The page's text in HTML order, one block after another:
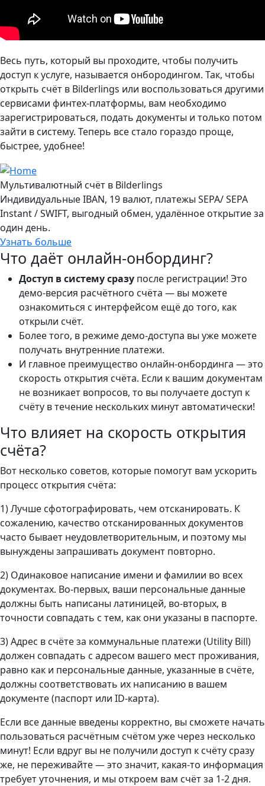
Весь путь, который вы проходите, чтобы получить
доступ к услуге, называется онбородингом. Так, чтобы
открыть счёт в Bilderlings или воспользоваться другими
сервисами финтех-платформы, вам необходимо
зарегистрироваться, подать документы и только потом
зайти в систему. Теперь все стало гораздо проще,
быстрее, удобнее!
Мультивалютный счёт в Bilderlings
Индивидуальные IBAN, 19 валют, платежы SEPA/ SEPA
Instant / SWIFT, выгодный обмен, удалённое открытие за
один день.
Узнать больше
Что даёт онлайн-онбординг?
Доступ в систему сразу после регистрации! Это
демо-версия расчётного счёта — вы можете
ознакомиться с интерфейсом ещё до того, как
открыли счёт.
Более того, в режиме демо-доступа вы уже можете
получать внутренние платежи.
И главное преимущество онлайн-онбординга — это
скорость открытия счёта. Если к вашим документам
не возникает вопросов, то вы получаете доступ к
счёту в течение нескольких минут автоматически!
Что влияет на скорость открытия
счёта?
Вот несколько советов, которые помогут вам ускорить
процесс открытия счёта:
1) Лучше сфотографировать, чем отсканировать. К
сожалению, качество отсканированных документов
часто бывает неудовлетворительным, и поэтому мы
вынуждены запрашивать документ повторно.
2) Одинаковое написание имени и фамилии во всех
документах. Во-первых, ваши персональные данные
должны быть написаны латиницей, во-вторых, в
точности совпадать с тем, как они указаны в паспорте.
3) Адрес в счёте за коммунальные платежи (Utility Bill)
должен совпадать с адресом вашего мест проживания,
равно как и персональные данные, указанные в счёте,
должны соответствовать их написанию в вашем
документе (паспорт или ID-карта).
Если все данные введены корректно, вы сможете начать
пользоваться расчётным счётом уже через несколько
минут! Если вдруг вы не получили доступ к счёту сразу
же, не переживайте — это значит, какая-то информация
требует уточнения, и мы откроем вам счёт за 1-2 дня.